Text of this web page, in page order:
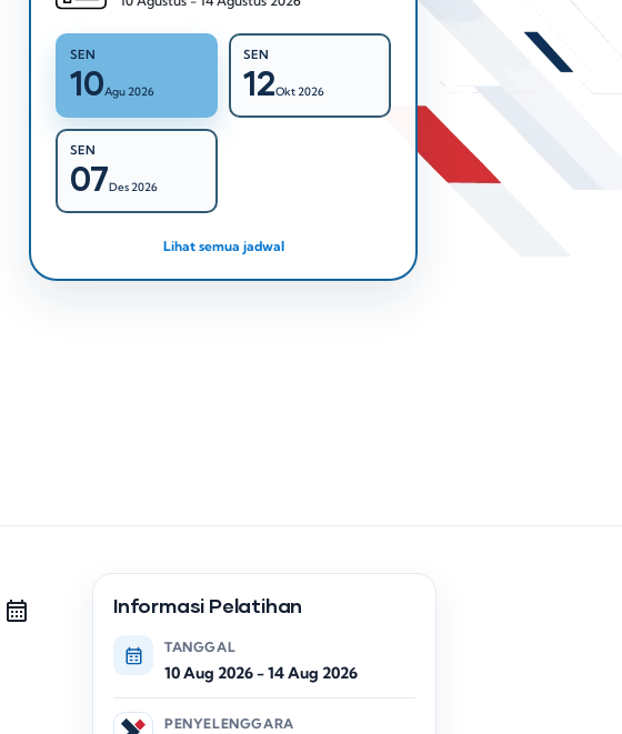
SEN
10Agu 2026
SEN
12Okt 2026
SEN
07Des 2026
Lihat semua jadwal
Informasi Pelatihan
TANGGAL
10 Aug 2026-14 Aug 2026
PENYELENGGARA